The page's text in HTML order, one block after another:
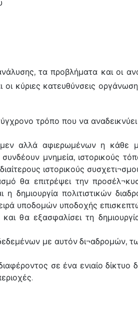
τα προβλήματα και οι
οι κύριες κατευθύνσεις
τρόπο που να αναδεικνύει
αλλά αφιερωμένων η κάθε
μνημεία, ιστορικούς
ιστορικούς
θα επιτρέψει την
δημιουργία πολιτιστικών
υποδομών υποδοχής
θα εξασφαλίσει τη
με αυτόν δι¬αδρομών,
σε ένα ενιαίο δίκτυο